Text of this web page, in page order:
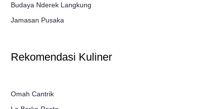
Budaya Nderek Langkung
Jamasan Pusaka
Rekomendasi Kuliner
Omah Cantrik